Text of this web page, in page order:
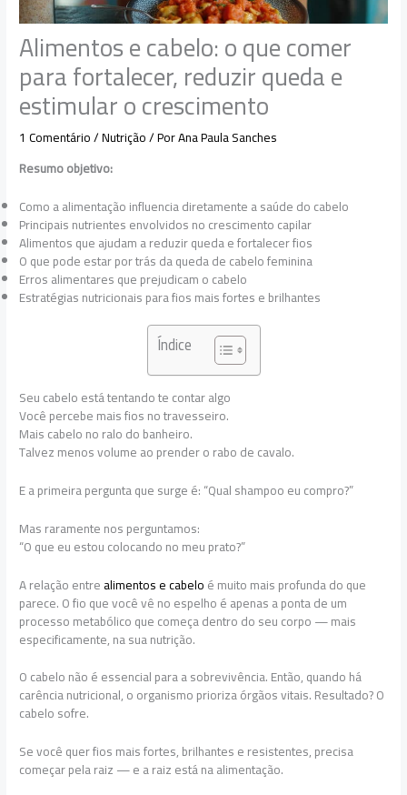
Alimentos e cabelo: o que comer
para fortalecer, reduzir queda e
estimular o crescimento
1 Comentário/Nutrição/ PorAna Paula Sanches
Resumo objetivo:
Como a alimentação influencia diretamente a saúde do cabelo
Principais nutrientes envolvidos no crescimento capilar
Alimentos que ajudam a reduzir queda e fortalecer fios
O que pode estar por trás da queda de cabelo feminina
Erros alimentares que prejudicam o cabelo
Estratégias nutricionais para fios mais fortes e brilhantes
Índice
Seu cabelo está tentando te contar algo
Você percebe mais fios no travesseiro.
Mais cabelo no ralo do banheiro.
Talvez menos volume ao prender o rabo de cavalo.
E a primeira pergunta que surge é: “Qual shampoo eu compro?”
Mas raramente nos perguntamos:
“O que eu estou colocando no meu prato?”
A relação entrealimentos e cabeloé muito mais profunda do que
parece. O fio que você vê no espelho é apenas a ponta de um
processo metabólico que começa dentro do seu corpo — mais
especificamente, na sua nutrição.
O cabelo não é essencial para a sobrevivência. Então, quando há
carência nutricional, o organismo prioriza órgãos vitais. Resultado? O
cabelo sofre.
Se você quer fios mais fortes, brilhantes e resistentes, precisa
começar pela raiz — e a raiz está na alimentação.